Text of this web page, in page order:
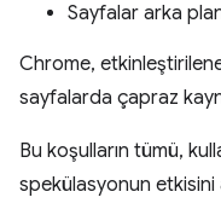
Sayfalar arka
Chrome,
sayfalarda çapraz
Bu koşulların tümü,
spekülasyonun etkisini